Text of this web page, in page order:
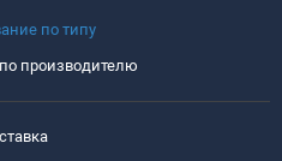
по типу
производителю